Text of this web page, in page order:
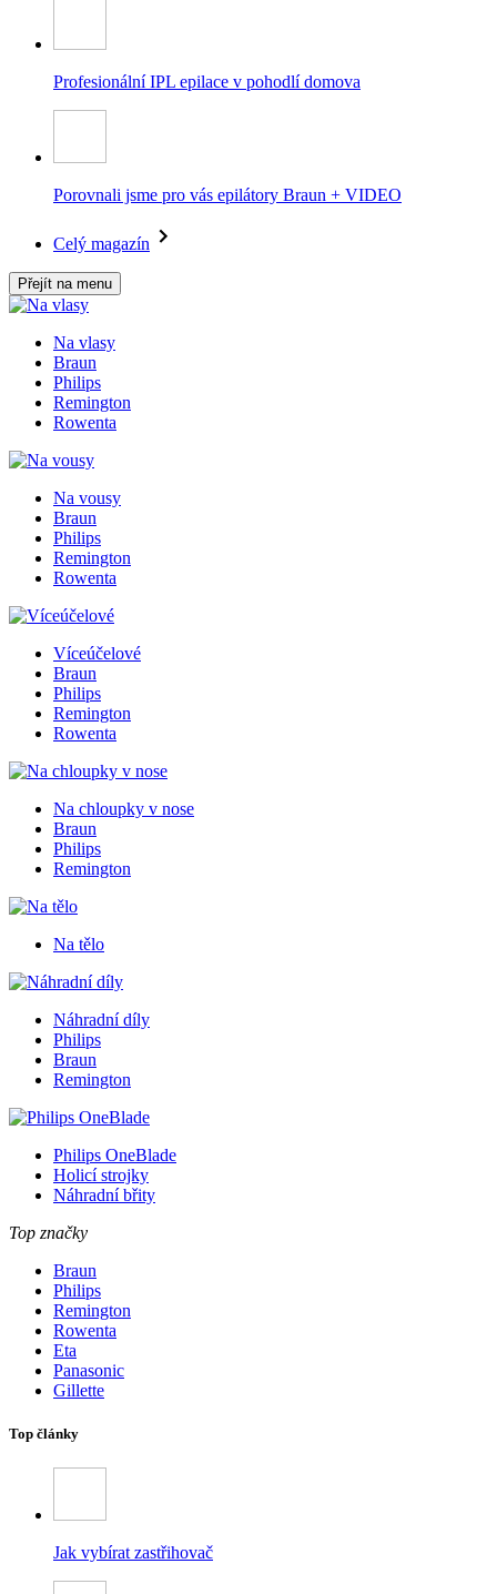
Profesionální IPL epilace v pohodlí domova
Porovnali jsme pro vás epilátory Braun + VIDEO
Celý magazín
Přejít na menu
Na vlasy
Braun
Philips
Remington
Rowenta
Na vousy
Braun
Philips
Remington
Rowenta
Víceúčelové
Braun
Philips
Remington
Rowenta
Na chloupky v nose
Braun
Philips
Remington
Na tělo
Náhradní díly
Philips
Braun
Remington
Philips OneBlade
Holicí strojky
Náhradní břity
Top značky
Braun
Philips
Remington
Rowenta
Eta
Panasonic
Gillette
Top články
Jak vybírat zastřihovač